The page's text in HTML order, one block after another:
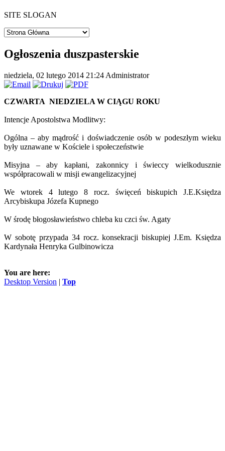
SITE SLOGAN
Ogłoszenia duszpasterskie
niedziela, 02 lutego 2014 21:24 Administrator
CZWARTA NIEDZIELA W CIĄGU ROKU
Intencje Apostolstwa Modlitwy:
Ogólna – aby mądrość i doświadczenie osób w podeszłym wieku
były uznawane w Kościele i społeczeństwie
Misyjna – aby kapłani, zakonnicy i świeccy wielkodusznie
współpracowali w misji ewangelizacyjnej
We wtorek 4 lutego 8 rocz. święceń biskupich J.E.Księdza
Arcybiskupa Józefa Kupnego
W środę błogosławieństwo chleba ku czci św. Agaty
W sobotę przypada 34 rocz. konsekracji biskupiej J.Em. Księdza
Kardynała Henryka Gulbinowicza
You are here:
Desktop Version | Top